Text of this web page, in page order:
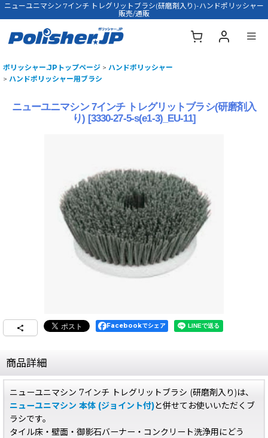
ニューユニマシン 7インチ トレグリットブラシ(研磨剤入り)-ハンドポリッシャー
販売/通販
ポリッシャー.JPトップページ > ハンドポリッシャー
> ハンドポリッシャー用ブラシ
ニューユニマシン 7インチ トレグリットブラシ(研磨剤入
り) [3330-27-5-s(e1-3)_EU-11]
Facebookでシェア
商品詳細
ニューユニマシン 7インチ トレグリットブラシ (研磨剤入り)は、
ニューユニマシン 本体 (ジョイント付)と併せてお使いいただくブ
ラシです。
タイル床・壁面・御影石バーナー・コンクリート洗浄用にどう